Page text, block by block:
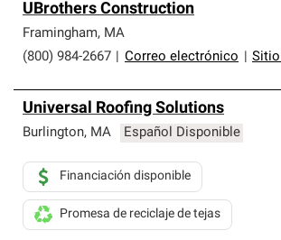
UBrothers Construction
Framingham, MA
(800) 984-2667
Correo electrónico
Universal Roofing Solutions
Burlington, MA Español Disponible
Financiación disponible
Promesa de reciclaje de tejas